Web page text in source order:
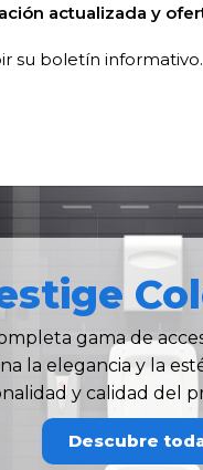
actualizada y
su boletín informativo.
gama de
la elegancia y la
y calidad del
Descubre